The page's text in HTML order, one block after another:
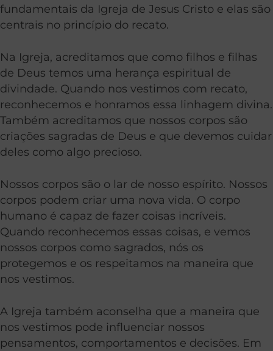
fundamentais da Igreja de Jesus Cristo e elas são
centrais no princípio do recato.
Na Igreja, acreditamos que como filhos e filhas
de Deus temos uma herança espiritual de
divindade. Quando nos vestimos com recato,
reconhecemos e honramos essa linhagem divina.
Também acreditamos que nossos corpos são
criações sagradas de Deus e que devemos cuidar
deles como algo precioso.
Nossos corpos são o lar de nosso espírito. Nossos
corpos podem criar uma nova vida. O corpo
humano é capaz de fazer coisas incríveis.
Quando reconhecemos essas coisas, e vemos
nossos corpos como sagrados, nós os
protegemos e os respeitamos na maneira que
nos vestimos.
A Igreja também aconselha que a maneira que
nos vestimos pode influenciar nossos
pensamentos, comportamentos e decisões. Em